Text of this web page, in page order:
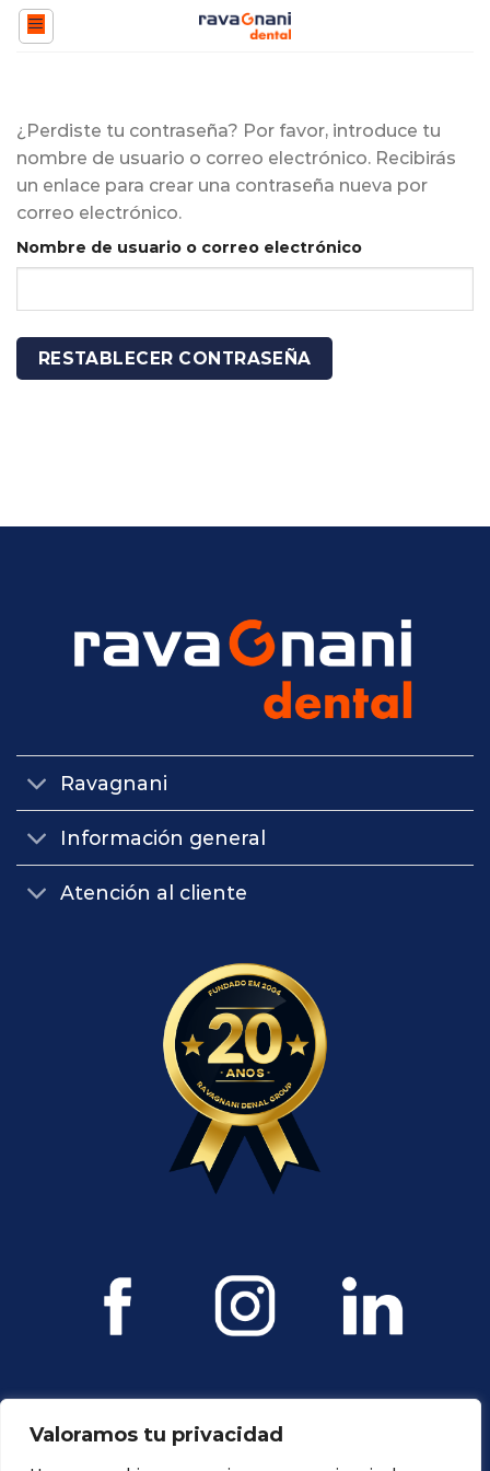
Valoramos tu privacidad
Saltar
¿Perdiste tu contraseña? Por favor, introduce tu
nombre de usuario o correo electrónico. Recibirás
un enlace para crear una contraseña nueva por
correo electrónico.
Nombre de usuario o correo electrónico
RESTABLECER CONTRASEÑA
Ravagnani
Información general
Atención al cliente